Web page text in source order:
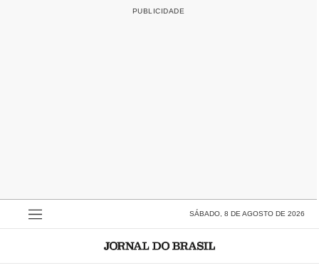
SÁBADO, 8 DE AGOSTO DE 2026